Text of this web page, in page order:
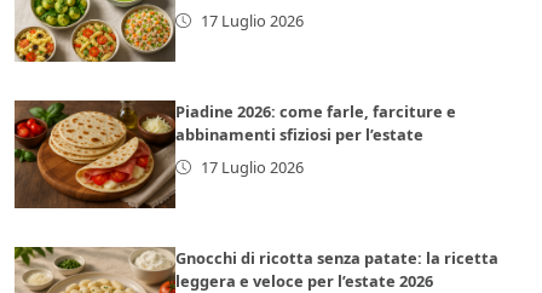
17 Luglio 2026
Piadine 2026: come farle, farciture e
abbinamenti sfiziosi per l’estate
17 Luglio 2026
Gnocchi di ricotta senza patate: la ricetta
leggera e veloce per l’estate 2026